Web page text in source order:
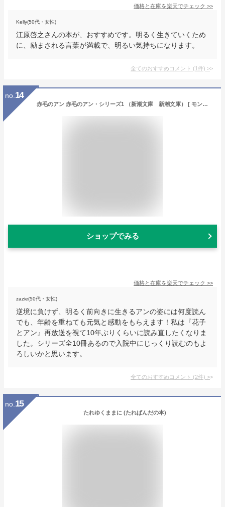
価格と在庫を楽天でチェック >>
Kelly(50代・女性)
江原啓之さんの本が、おすすめです。明るく生きていくため
に、励まされる言葉が満載で、明るい気持ちになります。
全てのおすすめコメント (1件) >
no. 14
赤毛のアン 赤毛のアン・シリーズ1 （新潮文庫 新潮文庫） [ モンゴメリ ]
ショップでみる
価格と在庫を楽天でチェック >>
zazie(50代・女性)
逆境に負けず、明るく前向きに生きるアンの姿には何度読ん
でも、年齢を重ねても元気と感動をもらえます！私は『花子
とアン』再放送を視て10年ぶりくらいに読み直したくなりま
した。シリーズ全10冊あるので入院中にじっくり読むのもよ
ろしいかと思います。
全てのおすすめコメント (2件) >
no. 15
たれゆくままに (たれぱんだの本)